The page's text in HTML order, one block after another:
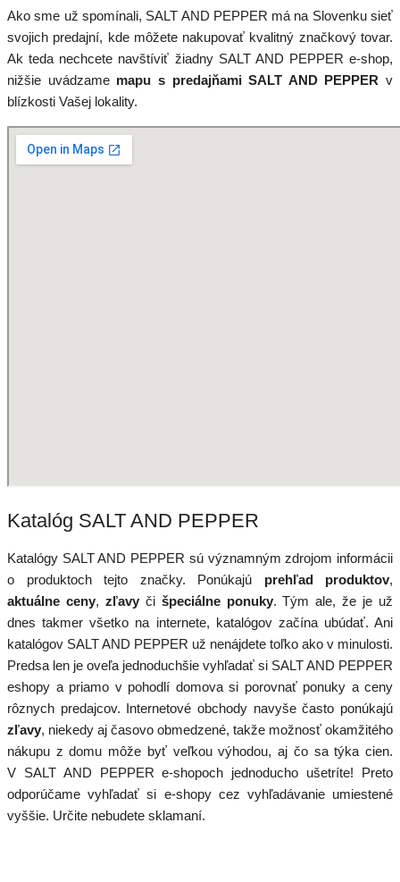
Ako sme už spomínali, SALT AND PEPPER má na Slovenku sieť
svojich predajní, kde môžete nakupovať kvalitný značkový tovar.
Ak teda nechcete navštíviť žiadny SALT AND PEPPER e-shop,
nižšie uvádzame mapu s predajňami SALT AND PEPPER v
blízkosti Vašej lokality.
Katalóg SALT AND PEPPER
Katalógy SALT AND PEPPER sú významným zdrojom informácii
o produktoch tejto značky. Ponúkajú prehľad produktov,
aktuálne ceny, zľavyči špeciálne ponuky. Tým ale, že je už
dnes takmer všetko na internete, katalógov začína ubúdať. Ani
katalógov SALT AND PEPPER už nenájdete toľko ako v minulosti.
Predsa len je oveľa jednoduchšie vyhľadať si SALT AND PEPPER
eshopy a priamo v pohodlí domova si porovnať ponuky a ceny
rôznych predajcov. Internetové obchody navyše často ponúkajú
zľavy, niekedy aj časovo obmedzené, takže možnosť okamžitého
nákupu z domu môže byť veľkou výhodou, aj čo sa týka cien.
V SALT AND PEPPER e-shopoch jednoducho ušetríte! Preto
odporúčame vyhľadať si e-shopy cez vyhľadávanie umiestené
vyššie. Určite nebudete sklamaní.